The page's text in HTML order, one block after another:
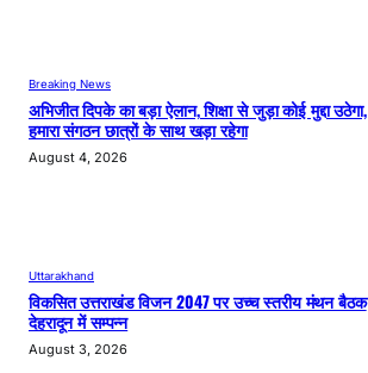
Breaking News
अभिजीत दिपके का बड़ा ऐलान, शिक्षा से जुड़ा कोई मुद्दा उठेगा,
हमारा संगठन छात्रों के साथ खड़ा रहेगा
August 4, 2026
Uttarakhand
विकसित उत्तराखंड विजन 2047 पर उच्च स्तरीय मंथन बैठक
देहरादून में सम्पन्न
August 3, 2026